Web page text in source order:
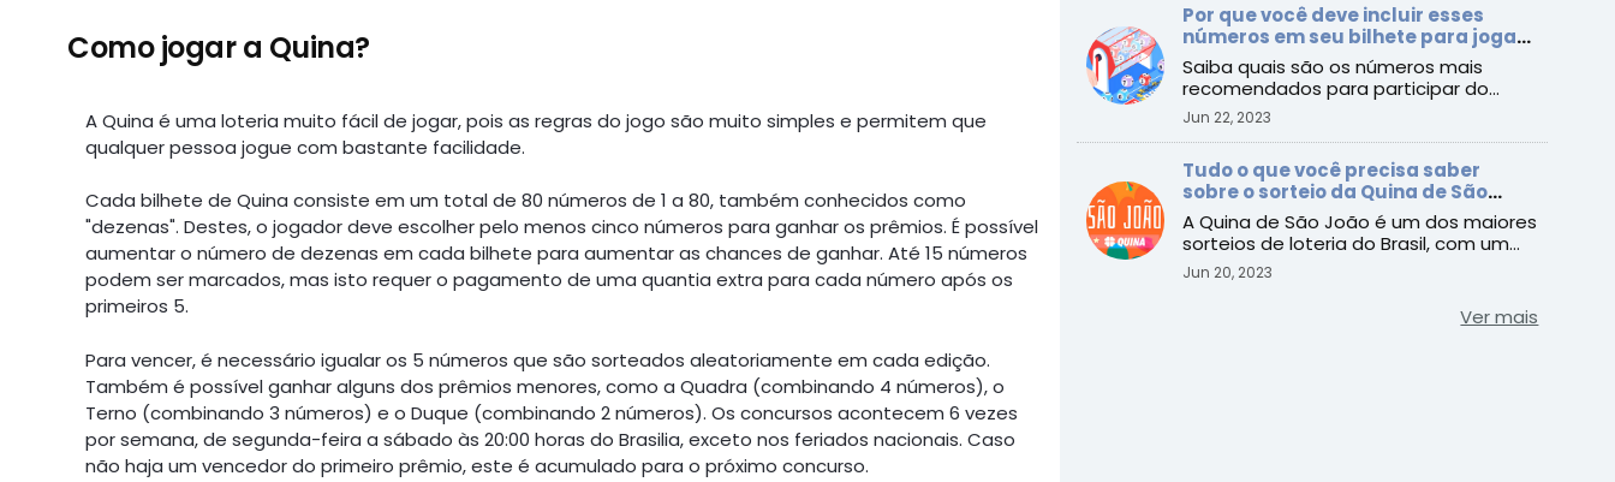
Como jogar a Quina?
A Quina é uma loteria muito fácil de jogar, pois as regras do jogo são muito simples e permitem que
qualquer pessoa jogue com bastante facilidade.
Cada bilhete de Quina consiste em um total de 80 números de 1 a 80, também conhecidos como
"dezenas". Destes, o jogador deve escolher pelo menos cinco números para ganhar os prêmios. É possível
aumentar o número de dezenas em cada bilhete para aumentar as chances de ganhar. Até 15 números
podem ser marcados, mas isto requer o pagamento de uma quantia extra para cada número após os
primeiros 5.
Para vencer, é necessário igualar os 5 números que são sorteados aleatoriamente em cada edição.
Também é possível ganhar alguns dos prêmios menores, como a Quadra (combinando 4 números), o
Terno (combinando 3 números) e o Duque (combinando 2 números). Os concursos acontecem 6 vezes
por semana, de segunda-feira a sábado às 20:00 horas do Brasilia, exceto nos feriados nacionais. Caso
não haja um vencedor do primeiro prêmio, este é acumulado para o próximo concurso.
Por que você deve incluir esses
números em seu bilhete para jogar
na Quina de São João
Saiba quais são os números mais
recomendados para participar do
sorteio especial de R$ 200 milhões
Jun 22, 2023
Tudo o que você precisa saber
sobre o sorteio da Quina de São
João: Guia completo
A Quina de São João é um dos maiores
sorteios de loteria do Brasil, com um
Jun 20, 2023
Ver mais